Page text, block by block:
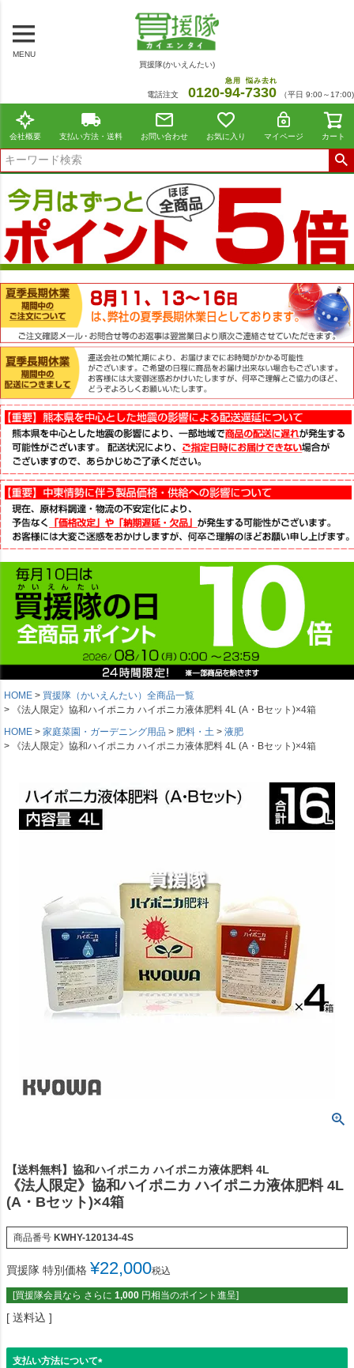
MENU
買援隊(かいえんたい)
電話注文 0120-94
急用
-7330
悩み去れ
（平日 9:00～17:00)
会社概要 支払い方法・送料 お問い合わせ お気に入り マイページ カート
HOME
買援隊（かいえんたい）全商品一覧
《法人限定》協和ハイポニカ ハイポニカ液体肥料 4L (A・Bセット)×4箱
HOME
家庭菜園・ガーデニング用品 肥料・土
液肥
《法人限定》協和ハイポニカ ハイポニカ液体肥料 4L (A・Bセット)×4箱
【送料無料】協和ハイポニカ ハイポニカ液体肥料 4L
《法人限定》協和ハイポニカ ハイポニカ液体肥料 4L
(A・Bセット)×4箱
商品番号 KWHY-120134-4S
買援隊 特別価格 ¥22,000税込
[買援隊会員なら さらに 1,000 円相当のポイント進呈]
送料込
支払い方法について